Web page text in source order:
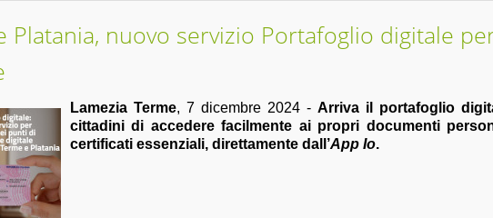
Platania, nuovo servizio Portafoglio digitale
Lamezia Terme, 7 dicembre 2024 - Arriva il portafoglio
cittadini di accedere facilmente ai propri documenti
certificati essenziali, direttamente dall’App Io.